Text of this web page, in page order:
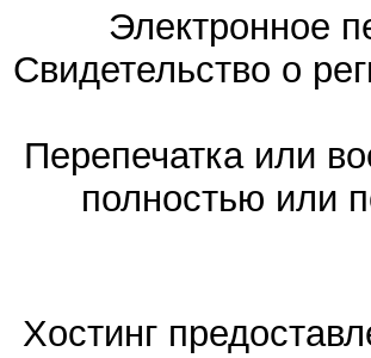
Электронное
Свидетельство о
Перепечатка или
полностью или
Хостинг